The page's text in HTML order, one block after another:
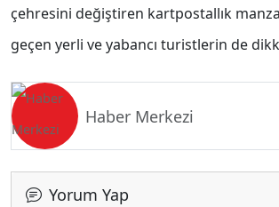
çehresini değiştiren kartpostallık
geçen yerli ve yabancı turistlerin de
Haber Merkezi
Yorum Yap